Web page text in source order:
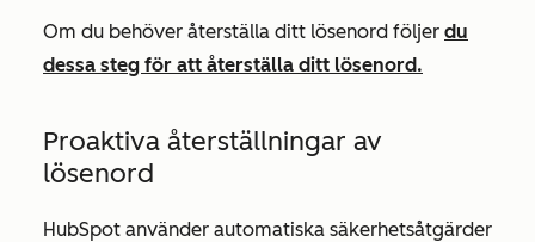
Om du behöver återställa ditt lösenord följer du
dessa steg för att återställa ditt lösenord.
Proaktiva återställningar av
lösenord
HubSpot använder automatiska säkerhetsåtgärder